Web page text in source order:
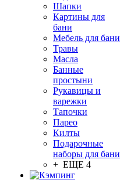
Шапки
Картины для
бани
Мебель для бани
Травы
Масла
Банные
простыни
Рукавицы и
варежки
Тапочки
Парео
Килты
Подарочные
наборы для бани
+ ЕЩЕ 4